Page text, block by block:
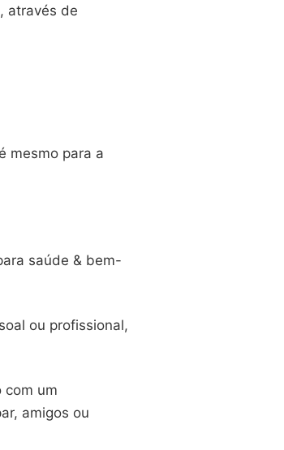
através de
mesmo para a
saúde & bem-
ou profissional,
com um
amigos ou